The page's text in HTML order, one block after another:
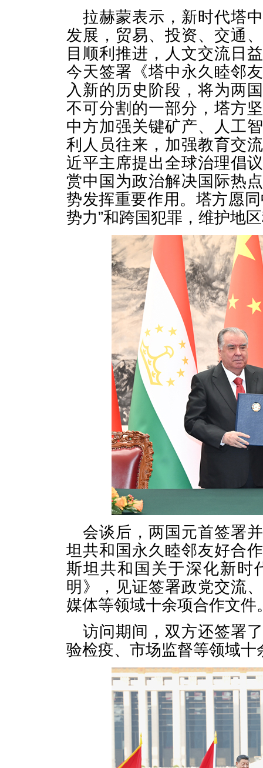
拉赫蒙表示，新时代塔
发展，贸易、投资、交通
目顺利推进，人文交流日
今天签署《塔中永久睦邻
入新的历史阶段，将为两
不可分割的一部分，塔方
中方加强关键矿产、人工
利人员往来，加强教育交
近平主席提出全球治理倡
赏中国为政治解决国际热
势发挥重要作用。塔方愿
势力”和跨国犯罪，维护地
会谈后，两国元首签署
坦共和国永久睦邻友好合
斯坦共和国关于深化新时
明》，见证签署政党交流
媒体等领域十余项合作文件
访问期间，双方还签署
验检疫、市场监督等领域十